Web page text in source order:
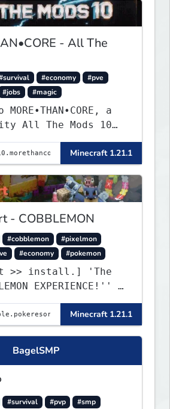
- All The
#economy
#pve
#jobs #magic
a
All The Mods 10
server built for
want a smooth,
rewarding modded
Minecraft 1.21.1
- COBBLEMON
#cobblemon
#pixelmon
#economy #pokemon
>> install.] 'The
EXPERIENCE!'' -
Minecraft 1.21.1
BagelSMP
#survival #pvp
#smp